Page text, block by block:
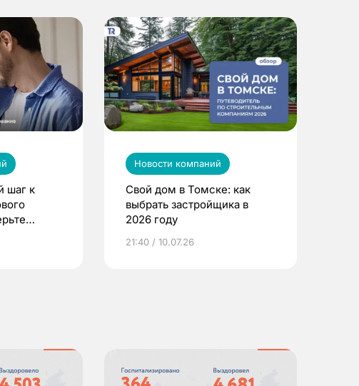
шаг к
Новости компаний
Свой дом в Томске: как
выбрать застройщика в
2026 году
21:40 / 10.07.26